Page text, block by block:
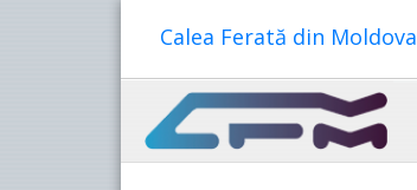
Calea Ferată din Moldova